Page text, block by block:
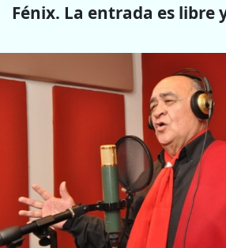
Fénix. La entrada es libre